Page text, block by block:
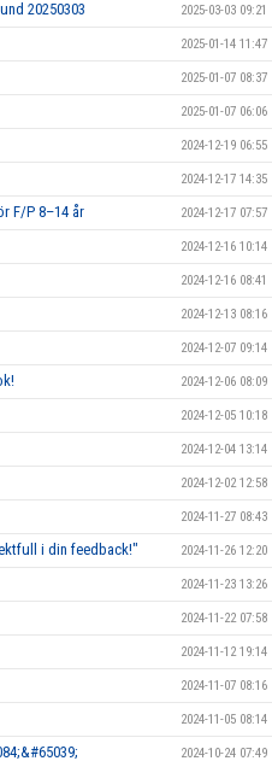
20250303 2025-03-03 09:21
2025-01-14 11:47
2025-01-07 08:37
2025-01-07 06:06
2024-12-19 06:55
2024-12-17 14:35
F/P 8–14 år 2024-12-17 07:57
2024-12-16 10:14
2024-12-16 08:41
2024-12-13 08:16
2024-12-07 09:14
2024-12-06 08:09
2024-12-05 10:18
2024-12-04 13:14
2024-12-02 12:58
2024-11-27 08:43
i din feedback!" 2024-11-26 12:20
2024-11-23 13:26
2024-11-22 07:58
2024-11-12 19:14
2024-11-07 08:16
2024-11-05 08:14
2024-10-24 07:49